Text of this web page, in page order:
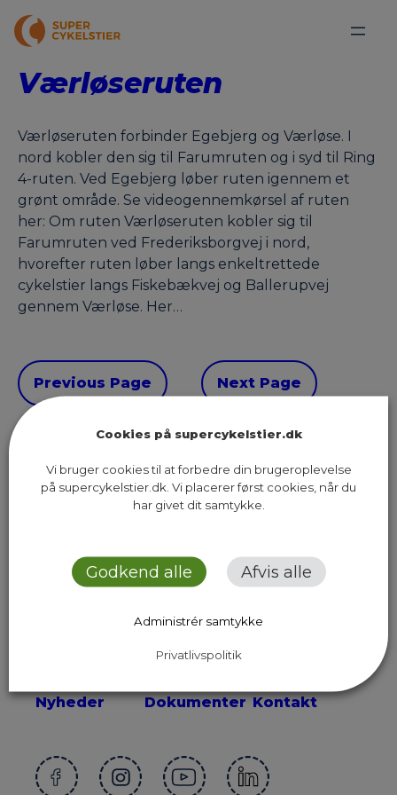
Værløseruten
Værløseruten forbinder Egebjerg og Værløse. I
nord kobler den sig til Farumruten og i syd til Ring
4-ruten. Ved Egebjerg løber ruten igennem et
grønt område. Se videogennemkørsel af ruten
her: Om ruten Værløseruten kobler sig til
Farumruten ved Frederiksborgvej i nord,
hvorefter ruten løber langs enkeltrettede
cykelstier langs Fiskebækvej og Ballerupvej
gennem Værløse. Her…
Previous Page Next Page
Sekretariatet for Supercykelstier
2300 København S
Nyheder Dokumenter Kontakt
Cookies på supercykelstier.dk
Vi bruger cookies til at forbedre din brugeroplevelse
på supercykelstier.dk. Vi placerer først cookies, når du
har givet dit samtykke.
Godkend alle Afvis alle
Administrér samtykke
Privatlivspolitik